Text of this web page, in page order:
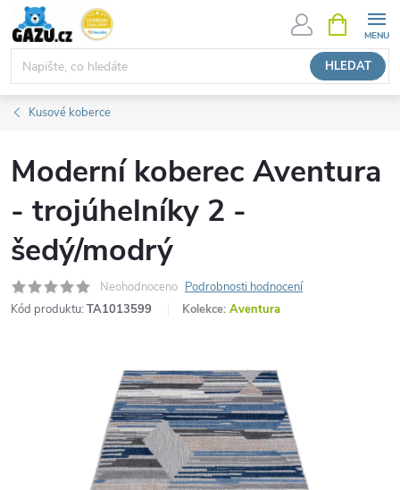
Přejít
obsah
HLEDAT
NÁKUPNÍ
KOŠÍK
Kusové koberce
Moderní koberec Aventura
- trojúhelníky 2 -
šedý/modrý
Neohodnoceno Podrobnosti hodnocení
Kód produktu: TA1013599 Kolekce: Aventura